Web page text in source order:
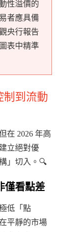
性溢價的
者應具備
央行報告
表中精準
制到流動
在 2026 年高
立絕對優
」切入。🔍
僅看點差
低「點
平靜的市場